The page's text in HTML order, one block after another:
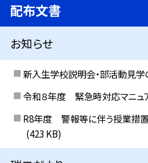
配布文書
お知らせ
新入生学校説明会・部活動見学
令和８年度 緊急時対応マニュ
R8年度 警報等に伴う授業措
(423 KB)